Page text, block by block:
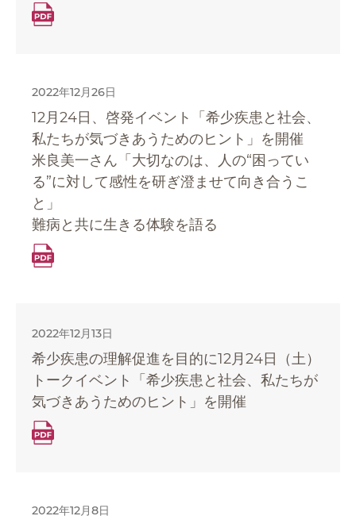
2022年12月26日
12月24日、啓発イベント「希少疾患と社会、
私たちが気づきあうためのヒント」を開催
米良美一さん「大切なのは、人の“困ってい
る”に対して感性を研ぎ澄ませて向き合うこ
と」
難病と共に生きる体験を語る
2022年12月13日
希少疾患の理解促進を目的に12月24日（土）
トークイベント「希少疾患と社会、私たちが
気づきあうためのヒント」を開催
2022年12月8日